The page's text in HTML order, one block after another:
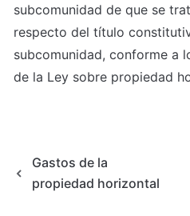
subcomunidad de que se
respecto del título
subcomunidad, conforme a
de la Ley sobre propiedad
Gastos de la
propiedad horizontal